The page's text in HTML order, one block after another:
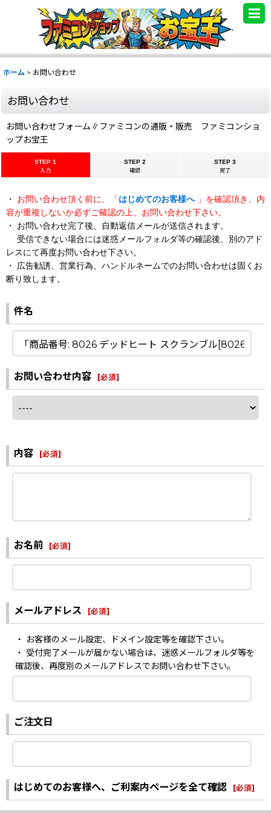
.
ホーム > お問い合わせ
お問い合わせ
お問い合わせフォーム∥ファミコンの通販・販売 ファミコンショ
ップお宝王
STEP 1
入力
STEP 2
確認
STEP 3
完了
・ お問い合わせ頂く前に、「はじめてのお客様へ 」を確認頂き、内
容が重複しないか必ずご確認の上、お問い合わせ下さい。
・ お問い合わせ完了後、自動返信メールが送信されます。
受信できない場合には迷惑メールフォルダ等の確認後、別のアド
レスにて再度お問い合わせ下さい。
・ 広告勧誘、営業行為、ハンドルネームでのお問い合わせは固くお
断り致します。
件名
お問い合わせ内容 [必須]
内容 [必須]
お名前 [必須]
メールアドレス [必須]
・ お客様のメール設定、ドメイン設定等を確認下さい。
・ 受付完了メールが届かない場合は、迷惑メールフォルダ等を
確認後、再度別のメールアドレスでお問い合わせ下さい。
ご注文日
はじめてのお客様へ、ご利案内ページを全て確認 [必須]